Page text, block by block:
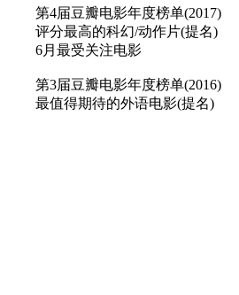
第4届豆瓣电影年度榜单(2017)
评分最高的科幻/动作片(提名)
6月最受关注电影
第3届豆瓣电影年度榜单(2016)
最值得期待的外语电影(提名)